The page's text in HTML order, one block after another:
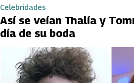
Celebridades
Así se veían Thalía y
día de su boda